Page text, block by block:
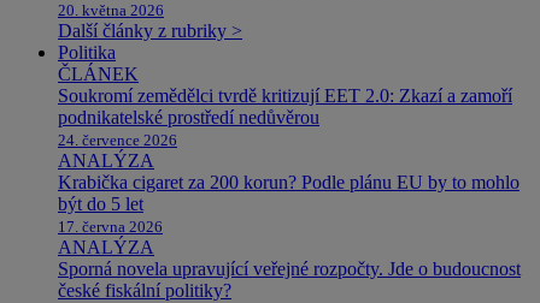
20. května 2026
Další články z rubriky >
Politika
ČLÁNEK
Soukromí zemědělci tvrdě kritizují EET 2.0: Zkazí a zamoří
podnikatelské prostředí nedůvěrou
24. července 2026
ANALÝZA
Krabička cigaret za 200 korun? Podle plánu EU by to mohlo
být do 5 let
17. června 2026
ANALÝZA
Sporná novela upravující veřejné rozpočty. Jde o budoucnost
české fiskální politiky?